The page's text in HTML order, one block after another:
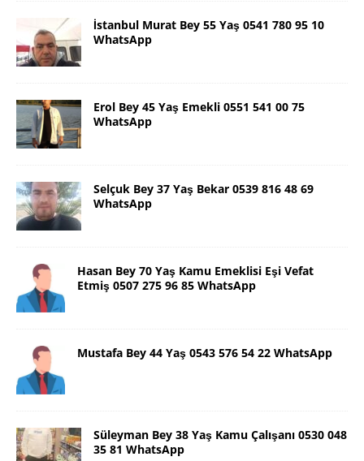
İstanbul Murat Bey 55 Yaş 0541 780 95 10
WhatsApp
Erol Bey 45 Yaş Emekli 0551 541 00 75
WhatsApp
Selçuk Bey 37 Yaş Bekar 0539 816 48 69
WhatsApp
Hasan Bey 70 Yaş Kamu Emeklisi Eşi Vefat
Etmiş 0507 275 96 85 WhatsApp
Mustafa Bey 44 Yaş 0543 576 54 22 WhatsApp
Süleyman Bey 38 Yaş Kamu Çalışanı 0530 048
35 81 WhatsApp